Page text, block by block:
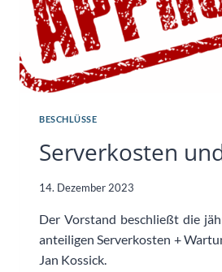
BESCHLÜSSE
Serverkosten
14. Dezember 2023
Der Vorstand beschließt die
anteiligen Serverkosten +
Jan Kossick.